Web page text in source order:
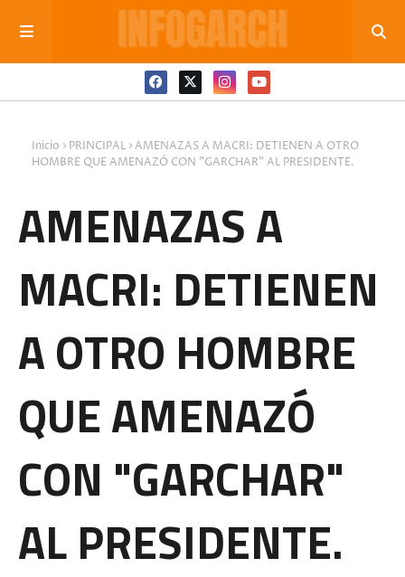
Inicio PRINCIPAL AMENAZAS A MACRI: DETIENEN A OTRO
HOMBRE QUE AMENAZÓ CON "GARCHAR" AL PRESIDENTE.
AMENAZAS A
MACRI: DETIENEN
A OTRO HOMBRE
QUE AMENAZÓ
CON "GARCHAR"
AL PRESIDENTE.